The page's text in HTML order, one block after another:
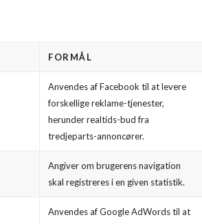
FORMÅL
Anvendes af Facebook til at levere
forskellige reklame-tjenester,
herunder realtids-bud fra
tredjeparts-annoncører.
Angiver om brugerens navigation
skal registreres i en given statistik.
Anvendes af Google AdWords til at